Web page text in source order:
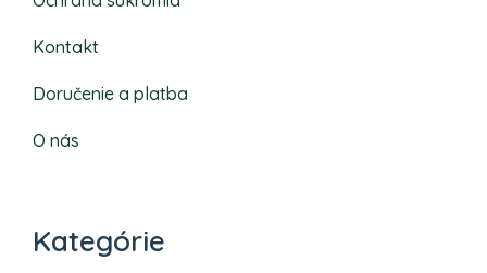
Kontakt
Doručenie a platba
O nás
Kategórie